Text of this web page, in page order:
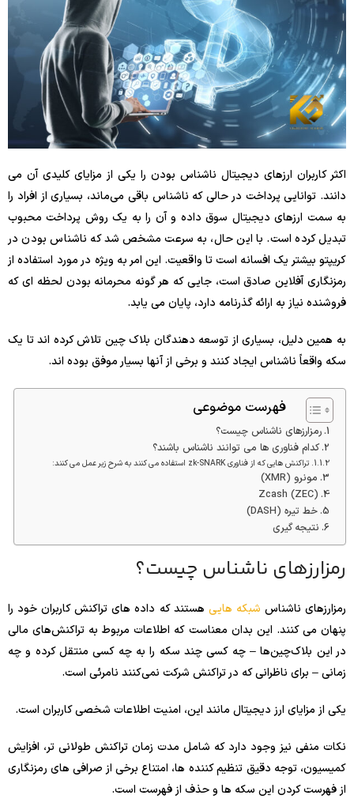
اکثر کاربران ارزهای دیجیتال ناشناس بودن را یکی از مزایای کلیدی آن می
دانند. توانایی پرداخت در حالی که ناشناس باقی می‌ماند، بسیاری از افراد را
به سمت ارزهای دیجیتال سوق داده و آن را به یک روش پرداخت محبوب
تبدیل کرده است. با این حال، به سرعت مشخص شد که ناشناس بودن در
کریپتو بیشتر یک افسانه است تا واقعیت. این امر به ویژه در مورد استفاده از
رمزنگاری آفلاین صادق است، جایی که هر گونه محرمانه بودن لحظه ای که
فروشنده نیاز به ارائه گذرنامه دارد، پایان می یابد.
به همین دلیل، بسیاری از توسعه دهندگان بلاک چین تلاش کرده اند تا یک
سکه واقعاً ناشناس ایجاد کنند و برخی از آنها بسیار موفق بوده اند.
فهرست موضوعی
رمزارزهای ناشناس چیست؟
کدام فناوری ها می توانند ناشناس باشند؟
تراکنش هایی که از فناوری zk-SNARK استفاده می کنند به شرح زیر عمل می کنند:
مونرو (XMR)
Zcash (ZEC)
خط تیره (DASH)
نتیجه گیری
رمزارزهای ناشناس چیست؟
رمزارزهای ناشناس شبکه هایی هستند که داده های تراکنش کاربران خود را
پنهان می کنند. این بدان معناست که اطلاعات مربوط به تراکنش‌های مالی
در این بلاک‌چین‌ها – چه کسی چند سکه را به چه کسی منتقل کرده و چه
زمانی – برای ناظرانی که در تراکنش شرکت نمی‌کنند نامرئی است.
یکی از مزایای ارز دیجیتال مانند این، امنیت اطلاعات شخصی کاربران است.
نکات منفی نیز وجود دارد که شامل مدت زمان تراکنش طولانی تر، افزایش
کمیسیون، توجه دقیق تنظیم کننده ها، امتناع برخی از صرافی های رمزنگاری
از فهرست کردن این سکه ها و حذف از فهرست است.